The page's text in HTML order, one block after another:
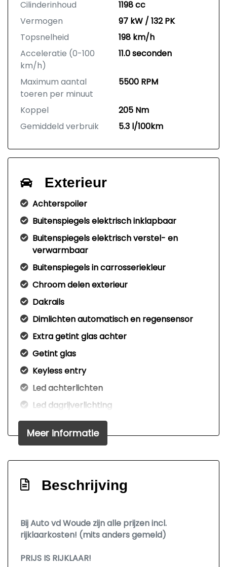
Cilinderinhoud
1198 cc
Vermogen
97 kW / 132 PK
Topsnelheid
198 km/h
Acceleratie (0-100
km/h)
11.0 seconden
Maximum aantal
toeren per minuut
5500 RPM
Koppel
205 Nm
Gemiddeld verbruik
5.3 l/100km
Exterieur
Achterspoiler
Buitenspiegels elektrisch inklapbaar
Buitenspiegels elektrisch verstel- en
verwarmbaar
Buitenspiegels in carrosseriekleur
Chroom delen exterieur
Dakrails
Dimlichten automatisch en regensensor
Extra getint glas achter
Getint glas
Keyless entry
Led achterlichten
Led dagrijverlichting
Led koplampen
Lichtmetalen velgen 17"
Panoramadak
Parkeer assistent
Parkeersensor achter
Parkeersensor voor
Meer informatie
Beschrijving
Bij Auto vd Woude zijn alle prijzen incl.
rijklaarkosten! (mits anders gemeld)
PRIJS IS RIJKLAAR!